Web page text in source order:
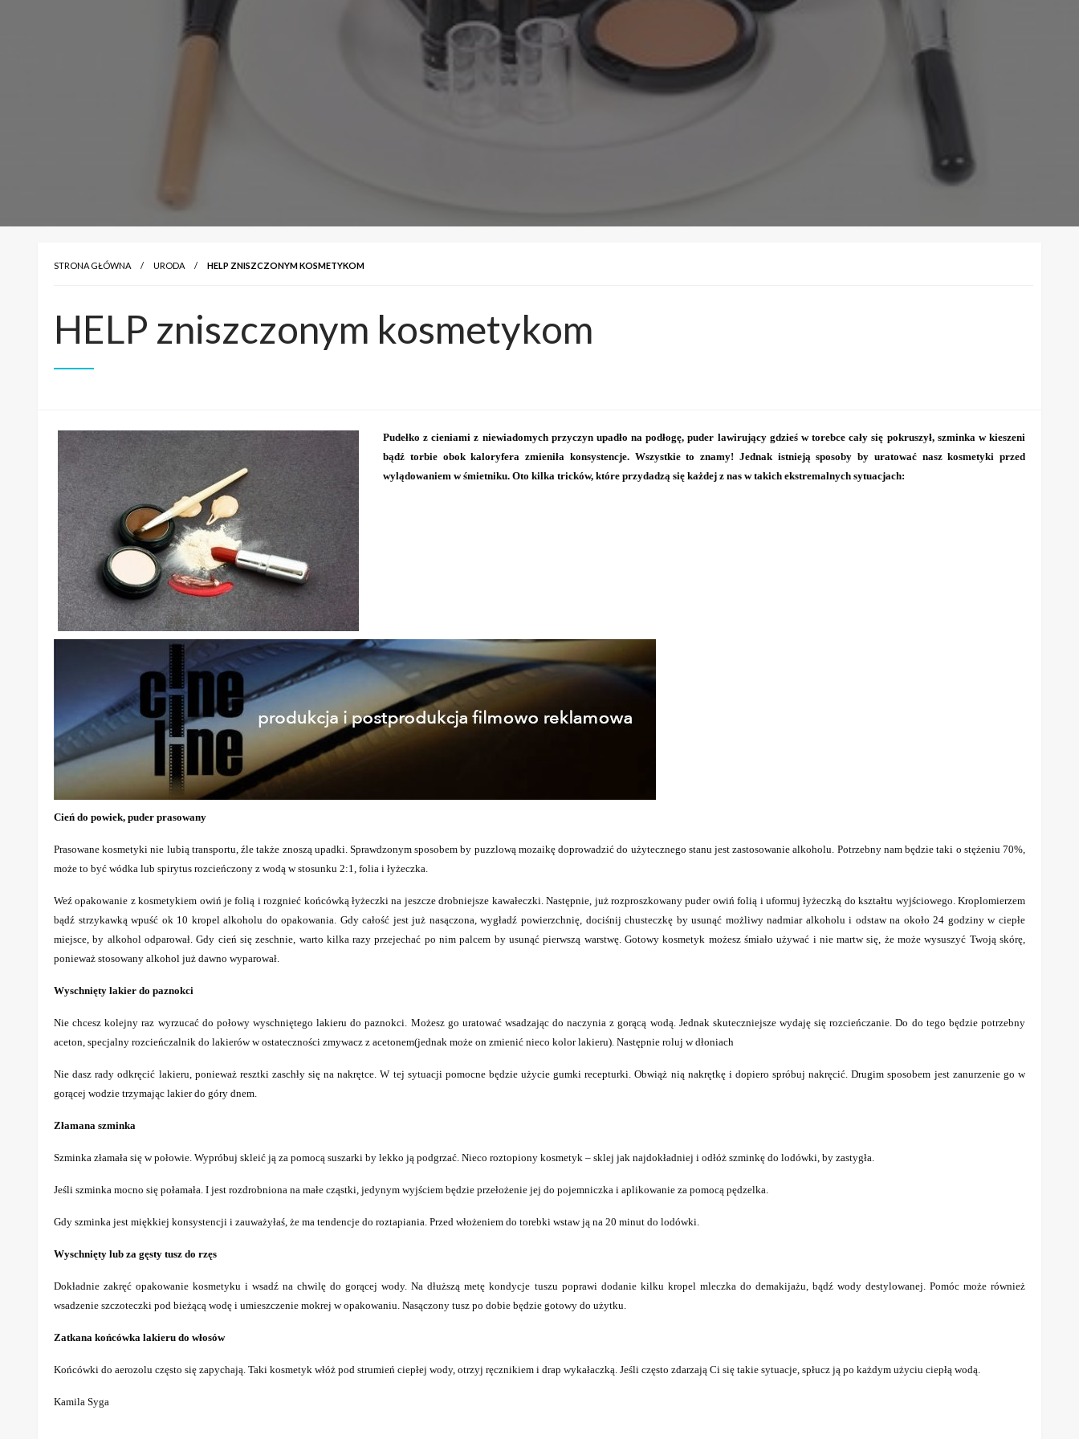
STRONA GŁÓWNA URODA HELP ZNISZCZONYM KOSMETYKOM
HELP zniszczonym kosmetykom
Pudełko z cieniami z niewiadomych przyczyn upadło na podłogę, puder lawirujący gdzieś w torebce cały się pokruszył, szminka w kieszeni
bądź torbie obok kaloryfera zmieniła konsystencje. Wszystkie to znamy! Jednak istnieją sposoby by uratować nasz kosmetyki przed
wylądowaniem w śmietniku. Oto kilka tricków, które przydadzą się każdej z nas w takich ekstremalnych sytuacjach:
Cień do powiek, puder prasowany
Prasowane kosmetyki nie lubią transportu, źle także znoszą upadki. Sprawdzonym sposobem by puzzlową mozaikę doprowadzić do użytecznego stanu jest zastosowanie alkoholu. Potrzebny nam będzie taki o stężeniu 70%,
może to być wódka lub spirytus rozcieńczony z wodą w stosunku 2:1, folia i łyżeczka.
Weź opakowanie z kosmetykiem owiń je folią i rozgnieć końcówką łyżeczki na jeszcze drobniejsze kawałeczki. Następnie, już rozproszkowany puder owiń folią i uformuj łyżeczką do kształtu wyjściowego. Kroplomierzem
bądź strzykawką wpuść ok 10 kropel alkoholu do opakowania. Gdy całość jest już nasączona, wygładź powierzchnię, dociśnij chusteczkę by usunąć możliwy nadmiar alkoholu i odstaw na około 24 godziny w ciepłe
miejsce, by alkohol odparował. Gdy cień się zeschnie, warto kilka razy przejechać po nim palcem by usunąć pierwszą warstwę. Gotowy kosmetyk możesz śmiało używać i nie martw się, że może wysuszyć Twoją skórę,
ponieważ stosowany alkohol już dawno wyparował.
Wyschnięty lakier do paznokci
Nie chcesz kolejny raz wyrzucać do połowy wyschniętego lakieru do paznokci. Możesz go uratować wsadzając do naczynia z gorącą wodą. Jednak skuteczniejsze wydaję się rozcieńczanie. Do do tego będzie potrzebny
aceton, specjalny rozcieńczalnik do lakierów w ostateczności zmywacz z acetonem(jednak może on zmienić nieco kolor lakieru). Następnie roluj w dłoniach
Nie dasz rady odkręcić lakieru, ponieważ resztki zaschły się na nakrętce. W tej sytuacji pomocne będzie użycie gumki recepturki. Obwiąż nią nakrętkę i dopiero spróbuj nakręcić. Drugim sposobem jest zanurzenie go w
gorącej wodzie trzymając lakier do góry dnem.
Złamana szminka
Szminka złamała się w połowie. Wypróbuj skleić ją za pomocą suszarki by lekko ją podgrzać. Nieco roztopiony kosmetyk – sklej jak najdokładniej i odłóż szminkę do lodówki, by zastygła.
Jeśli szminka mocno się połamała. I jest rozdrobniona na małe cząstki, jedynym wyjściem będzie przełożenie jej do pojemniczka i aplikowanie za pomocą pędzelka.
Gdy szminka jest miękkiej konsystencji i zauważyłaś, że ma tendencje do roztapiania. Przed włożeniem do torebki wstaw ją na 20 minut do lodówki.
Wyschnięty lub za gęsty tusz do rzęs
Dokładnie zakręć opakowanie kosmetyku i wsadź na chwilę do gorącej wody. Na dłuższą metę kondycje tuszu poprawi dodanie kilku kropel mleczka do demakijażu, bądź wody destylowanej. Pomóc może również
wsadzenie szczoteczki pod bieżącą wodę i umieszczenie mokrej w opakowaniu. Nasączony tusz po dobie będzie gotowy do użytku.
Zatkana końcówka lakieru do włosów
Końcówki do aerozolu często się zapychają. Taki kosmetyk włóż pod strumień ciepłej wody, otrzyj ręcznikiem i drap wykałaczką. Jeśli często zdarzają Ci się takie sytuacje, spłucz ją po każdym użyciu ciepłą wodą.
Kamila Syga